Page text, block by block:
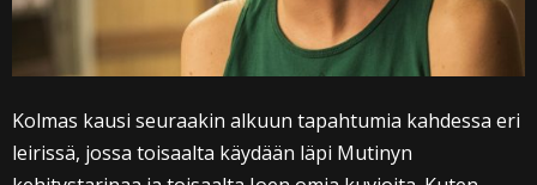
Kolmas kausi seuraakin alkuun tapahtumia kahdessa eri
leirissä, jossa toisaalta käydään läpi Mutinyn